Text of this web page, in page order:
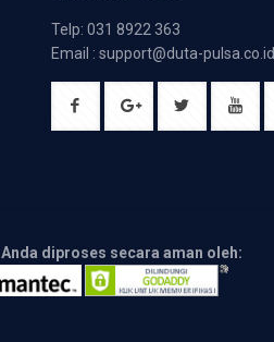
Telp: 031 8922 363
Email : support@duta-pulsa.co.id
diproses secara aman oleh: